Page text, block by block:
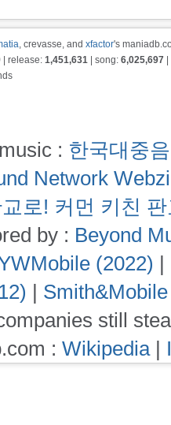
, crevasse, and xfactor's
| release: 1,451,631 | song: 6,025,697
: 한국대중
Network
로! 커먼 키친
by : Beyond
(2022) |
|
still
: Wikipedia|